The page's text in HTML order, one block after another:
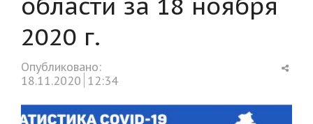
2020 г.
Опубликовано:
18.11.2020 12:34